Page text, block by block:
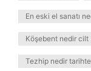
En eski el sanatı
Köşebent nedir cilt
Tezhip nedir tarihte